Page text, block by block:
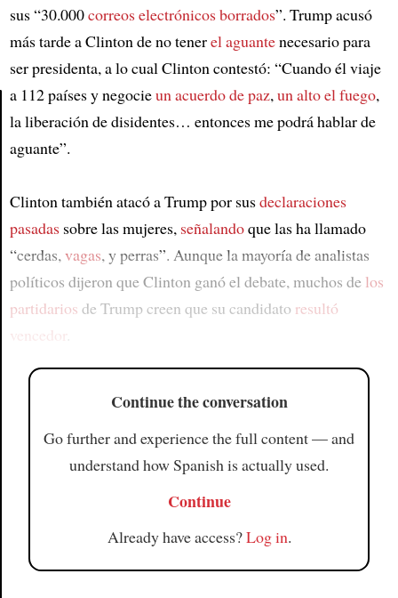
Article
sus “30.000correos electrónicosborrados”. Trump acusó
más tarde a Clinton de no tenerel aguantenecesario para
ser presidenta, a lo cual Clinton contestó: “Cuando él viaje
a 112 países y negocieun acuerdo de paz,un alto el fuego,
la liberación de disidentes… entonces me podrá hablar de
aguante”.
Clinton también atacó a Trump por susdeclaraciones
pasadassobre las mujeres, señalandoque las ha llamado
“cerdas,vagas, y perras”. Aunque la mayoría de analistas
políticos dijeron que Clinton ganó el debate, muchos de los
partidarios de Trump creen que su candidato resultó
vencedor
Continue the conversation
Go further and experience the full content — and
understand how Spanish is actually used.
Continue
Already have access?Log in.